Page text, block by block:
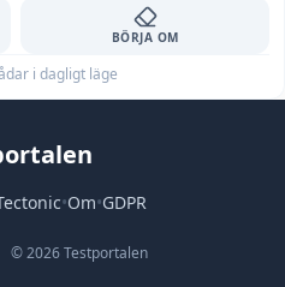
BÖRJA OM
i dagligt läge
•Om•GDPR
© 2026 Testportalen